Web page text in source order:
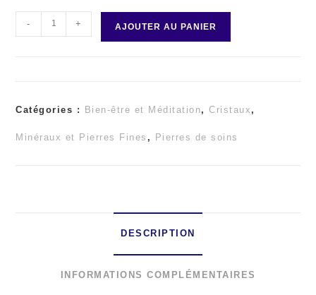
quantité
dorée
- + AJOUTER AU PANIER
Catégories : Bien-être et Méditation,Cristaux ,
Minéraux et Pierres Fines , Pierres de soins
DESCRIPTION
INFORMATIONS COMPLÉMENTAIRES